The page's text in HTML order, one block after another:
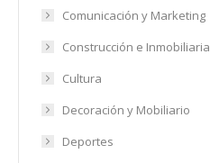
Comunicación y Marketing
Construcción e Inmobiliaria
Cultura
Decoración y Mobiliario
Deportes